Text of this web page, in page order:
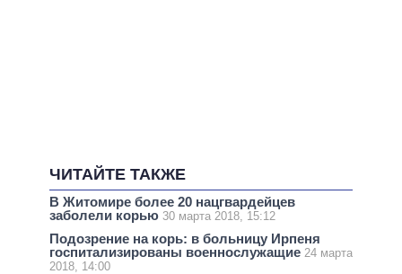
ЧИТАЙТЕ ТАКЖЕ
В Житомире более 20 нацгвардейцев
заболели корью 30 марта 2018, 15:12
Подозрение на корь: в больницу Ирпеня
госпитализированы военнослужащие 24 марта
2018, 14:00